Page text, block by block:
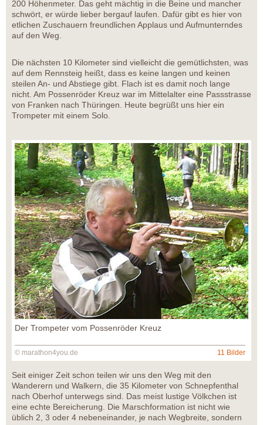
200 Höhenmeter. Das geht mächtig in die Beine und mancher
schwört, er würde lieber bergauf laufen. Dafür gibt es hier von
etlichen Zuschauern freundlichen Applaus und Aufmunterndes
auf den Weg.
Die nächsten 10 Kilometer sind vielleicht die gemütlichsten, was
auf dem Rennsteig heißt, dass es keine langen und keinen
steilen An- und Abstiege gibt. Flach ist es damit noch lange
nicht. Am Possenröder Kreuz war im Mittelalter eine Passstrasse
von Franken nach Thüringen. Heute begrüßt uns hier ein
Trompeter mit einem Solo.
Der Trompeter vom Possenröder Kreuz
© marathon4you.de 11 Bilder
Seit einiger Zeit schon teilen wir uns den Weg mit den
Wanderern und Walkern, die 35 Kilometer von Schnepfenthal
nach Oberhof unterwegs sind. Das meist lustige Völkchen ist
eine echte Bereicherung. Die Marschformation ist nicht wie
üblich 2, 3 oder 4 nebeneinander, je nach Wegbreite, sondern